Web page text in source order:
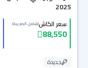
2025
سعر الكاش(شامل الضريبة)
88,550
جديدة